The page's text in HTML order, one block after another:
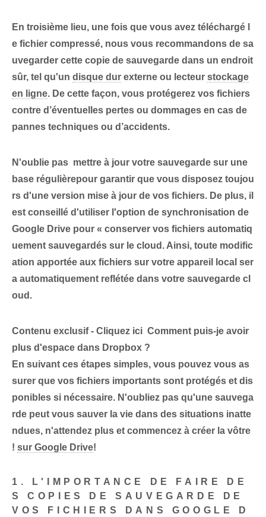
En troisième lieu, une fois que vous avez téléchargé l
e fichier compressé, nous vous recommandons de sa
uvegarder cette copie de sauvegarde dans un endroit
sûr, tel qu'un disque dur externe ou lecteur stockage
en ligne. De cette façon, vous protégerez vos fichiers
contre d’éventuelles pertes ou dommages en cas de
pannes techniques ou d’accidents.
N'oublie pas ⁣ mettre à jour votre sauvegarde ⁣sur une
base ⁢régulière⁢pour garantir⁢ que vous disposez toujou
rs d'une version mise à jour de vos fichiers. De plus, il
est conseillé d'utiliser l'option de synchronisation de
Google Drive pour « conserver vos fichiers automatiq
uement sauvegardés sur⁣ le cloud. Ainsi, toute modific
ation apportée aux fichiers sur votre appareil local ser
a automatiquement reflétée dans votre sauvegarde cl
oud.
Contenu exclusif - Cliquez ici Comment puis-je avoir
plus d'espace dans Dropbox ?
En suivant ces étapes simples, vous pouvez vous as
surer que vos fichiers importants sont protégés et dis
ponibles si nécessaire. N'oubliez pas qu'une sauvega
rde peut vous sauver la vie dans des situations inatte
ndues, n'attendez plus et commencez à créer la vôtre
! sur Google Drive!
1. L'IMPORTANCE DE FAIRE DE
S COPIES DE SAUVEGARDE DE
VOS FICHIERS DANS GOOGLE D